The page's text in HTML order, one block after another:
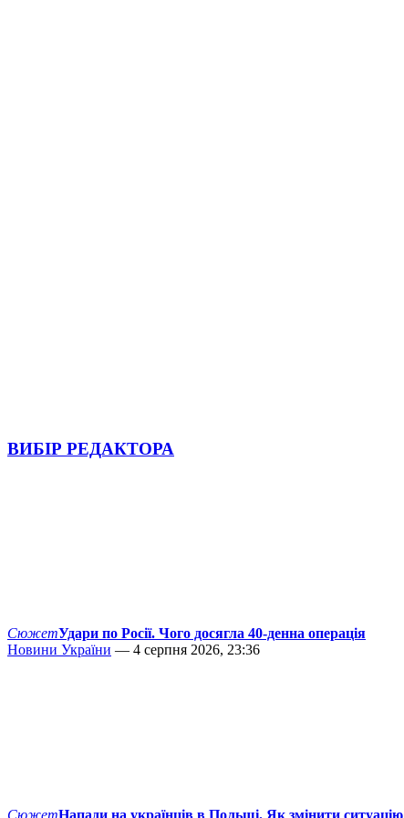
ВИБІР РЕДАКТОРА
СюжетУдари по Росії. Чого досягла 40-денна операція
Новини України — 4 серпня 2026, 23:36